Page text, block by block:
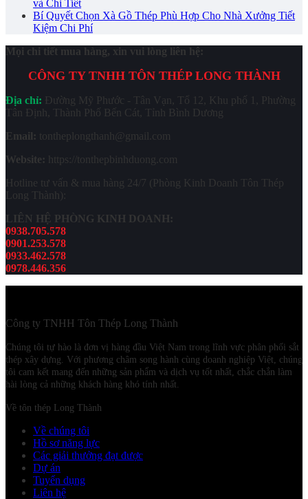
và Chi Tiết
Bí Quyết Chọn Xà Gồ Thép Phù Hợp Cho Nhà Xưởng Tiết
Kiệm Chi Phí
Mọi chi tiết mua hàng, xin vui lòng liên hệ:
CÔNG TY TNHH TÔN THÉP LONG THÀNH
Địa chỉ: Đường Mỹ Phước - Tân Vạn, Tổ 12, Khu phố 1, Phường
Tân Định, Thành Phố Bến Cát, Tỉnh Bình Dương
Email: tontheplongthanh@gmail.com
Website: https://tonthepbinhduong.com
Hotline tư vấn & mua hàng 24/7 (Phòng Kinh Doanh Tôn Thép
Long Thành):
LIÊN HỆ PHÒNG KINH DOANH:
0938.705.578
0901.253.578
0933.462.578
0978.446.356
Công ty TNHH Tôn Thép Long Thành
Chúng tôi tự hào là đơn vị hàng đầu Việt Nam trong lĩnh vực phân phối sắt
thép xây dựng. Với phương châm song hành cùng doanh nghiệp Việt, chúng
tôi cam kết mang đến những sản phẩm và dịch vụ tốt nhất, chắc chắn làm
hài lòng cả những khách hàng khó tính nhất.
Về tôn thép Long Thành
Về chúng tôi
Hồ sơ năng lực
Các giải thưởng đạt được
Dự án
Tuyển dụng
Liên hệ